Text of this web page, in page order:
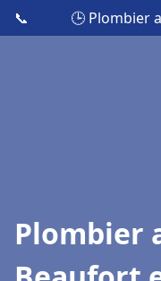
📞 🕒 Plombier
Plombier